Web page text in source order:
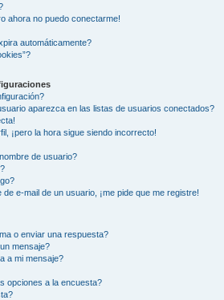
ahora no puedo conectarme!
automáticamente?
aparezca en las listas de usuarios conectados?
¡pero la hora sigue siendo incorrecto!
de usuario?
e-mail de un usuario, ¡me pide que me registre!
o enviar una respuesta?
mensaje?
a mi mensaje?
opciones a la encuesta?